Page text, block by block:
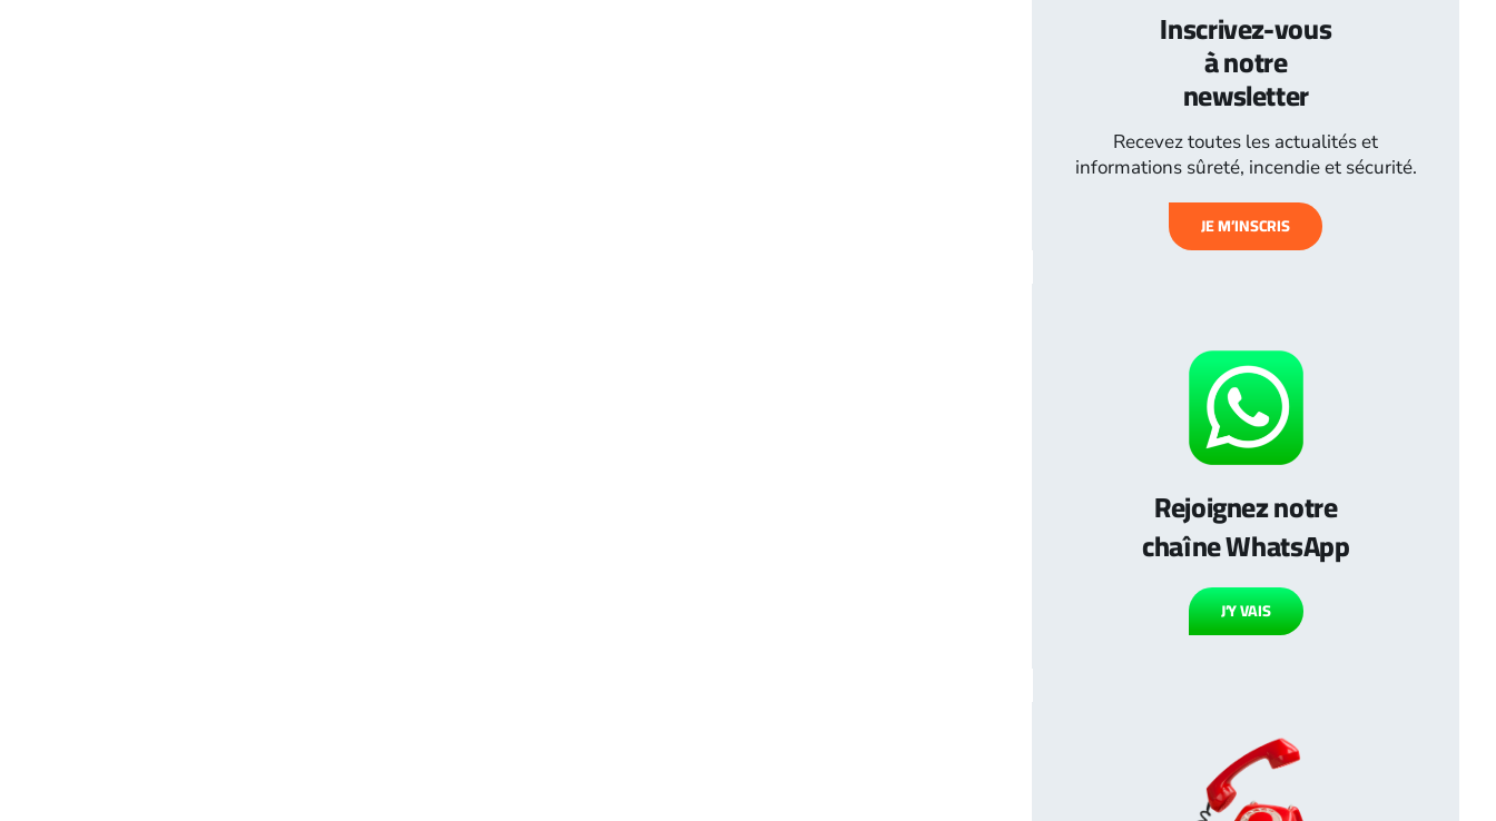
Inscrivez-vous
à notre
newsletter
Recevez toutes les actualités et
informations sûreté, incendie et sécurité.
JE M’INSCRIS
Rejoignez notre
chaîne WhatsApp
J’Y VAIS